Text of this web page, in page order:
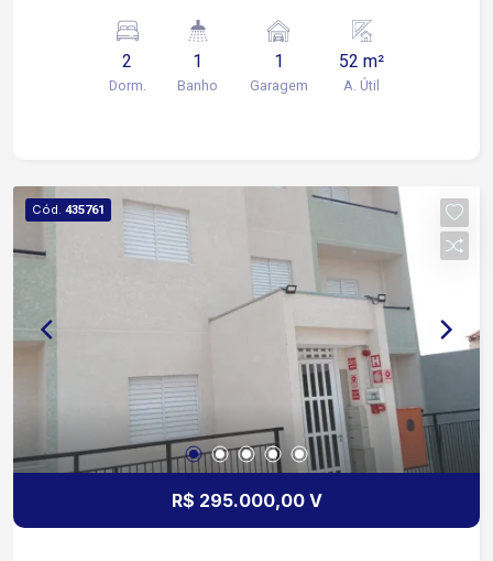
2
Dorm.
1
Banho
1
Garagem
52 m²
A. Útil
Cód. 435761
R$ 295.000,00 V